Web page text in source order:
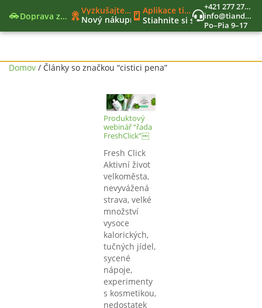
Doprava zadarmo
Vyzkušajte nové moderné funkcie
Darček už od 40€
Nový nákupný zoznam
Jedinečný vernostný program
Aplikace tianDe Beroun
Stiahnite si svet tianDe do
+421 277 270 579
info@tiandekozmetika.sk
Po–Pia 9–17
Domov / Články so značkou “cistici pena”
Produktový
webinář “řada
FreshClick”￼
Fresh Click
Aktivní život
velkoměsta,
nevyvážená
strava, velké
množství
vysoce
kalorických,
tučných jídel,
sycené
nápoje,
experimenty
s kosmetikou,
nedostatek